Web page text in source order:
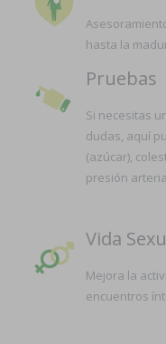
hasta la
Pruebas
Si necesitas
dudas, aquí
(azúcar),
presión
Vida
Mejora la
encuentros